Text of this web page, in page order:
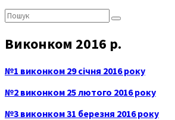
Пошук:
Виконком 2016 р.
№1 виконком 29 січня 2016 року
№2 виконком 25 лютого 2016 року
№3 виконком 31 березня 2016 року